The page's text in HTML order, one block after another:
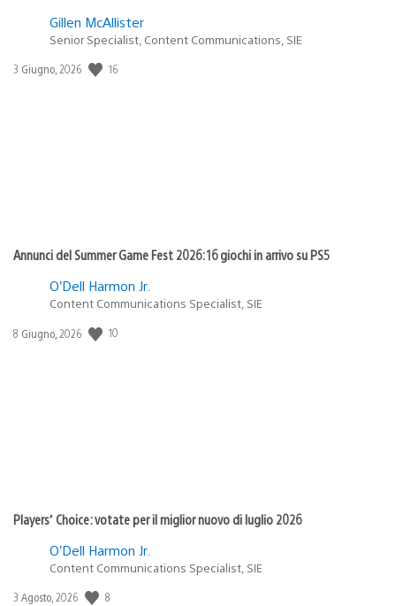
Gillen McAllister
Senior Specialist, Content Communications, SIE
Data
3 Giugno, 2026 16
Annunci del Summer Game Fest 2026: 16 giochi in arrivo su PS5
O’Dell Harmon Jr.
Content Communications Specialist, SIE
Data
8 Giugno, 2026 10
Players’ Choice: votate per il miglior nuovo di luglio 2026
O’Dell Harmon Jr.
Content Communications Specialist, SIE
Data
3 Agosto, 2026 8